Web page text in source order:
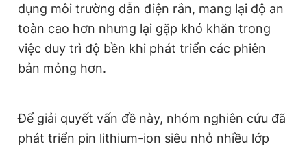
dụng môi trường dẫn điện rắn, mang lại độ an
toàn cao hơn nhưng lại gặp khó khăn trong
việc duy trì độ bền khi phát triển các phiên
bản mỏng hơn.
Để giải quyết vấn đề này, nhóm nghiên cứu đã
phát triển pin lithium-ion siêu nhỏ nhiều lớp